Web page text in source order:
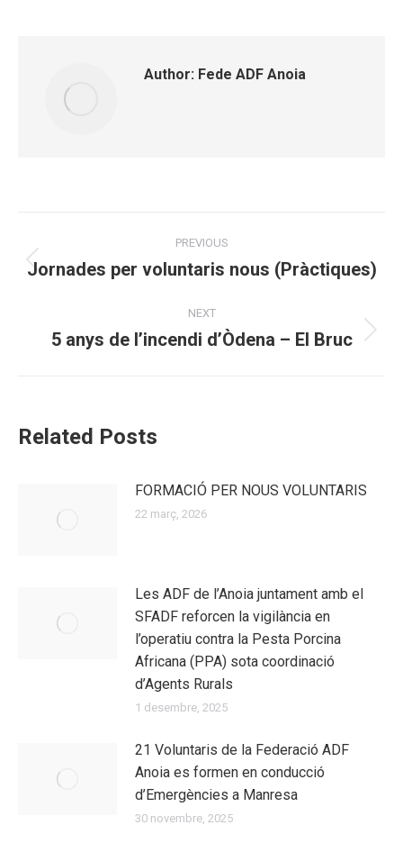
Author: Fede ADF Anoia
navigation
PREVIOUS
Previous
Jornades per voluntaris nous (Pràctiques)
NEXT
Next
5 anys de l’incendi d’Òdena – El Bruc
Related Posts
FORMACIÓ PER NOUS VOLUNTARIS
22 març, 2026
Les ADF de l’Anoia juntament amb el
SFADF reforcen la vigilància en
l’operatiu contra la Pesta Porcina
Africana (PPA) sota coordinació
d’Agents Rurals
1 desembre, 2025
21 Voluntaris de la Federació ADF
Anoia es formen en conducció
d’Emergències a Manresa
30 novembre, 2025